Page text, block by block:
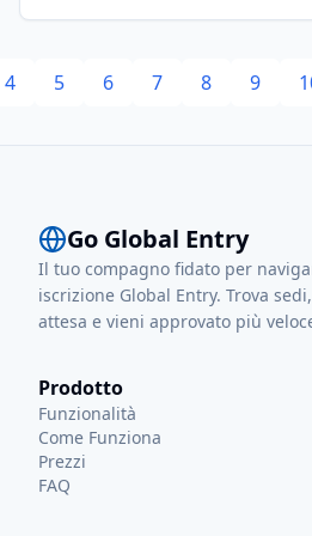
4 5 6 7 8 9
Go Global Entry
Il tuo compagno fidato per
iscrizione Global Entry. Trova
attesa e vieni approvato più
Prodotto
Funzionalità
Come Funziona
Prezzi
FAQ